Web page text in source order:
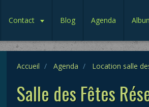
Contact Blog Agenda
Accueil Agenda Location salle
Salle des Fêtes